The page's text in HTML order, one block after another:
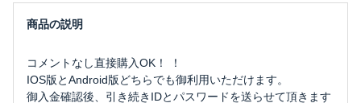
コメントなし直接購入OK！ ！
IOS版とAndroid版どちらでも御利用いただけます。
御入金確認後、引き続きIDとパスワードを送らせて頂きます